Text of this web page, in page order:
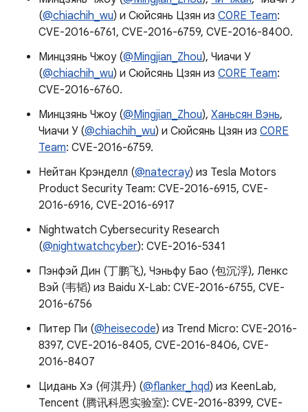
(@chiachih_wu) и Сюйсянь Цзян из C0RE Team:
CVE-2016-6761, CVE-2016-6759, CVE-2016-8400.
Минцзянь Чжоу (@Mingjian_Zhou), Чиачи У
(@chiachih_wu) и Сюйсянь Цзян из C0RE Team:
CVE-2016-6760.
Минцзянь Чжоу (@Mingjian_Zhou), Ханьсян Вэнь,
Чиачи У (@chiachih_wu) и Сюйсянь Цзян из C0RE
Team: CVE-2016-6759.
Нейтан Крэнделл (@natecray) из Tesla Motors
Product Security Team: CVE-2016-6915, CVE-
2016-6916, CVE-2016-6917
Nightwatch Cybersecurity Research
(@nightwatchcyber): CVE-2016-5341
Пэнфэй Дин (丁鹏飞), Чэньфу Бао (包沉浮), Ленкс
Вэй (韦韬) из Baidu X-Lab: CVE-2016-6755, CVE-
2016-6756
Питер Пи (@heisecode) из Trend Micro: CVE-2016-
8397, CVE-2016-8405, CVE-2016-8406, CVE-
2016-8407
Цидань Хэ (何淇丹) (@flanker_hqd) из KeenLab,
Tencent (腾讯科恩实验室): CVE-2016-8399, CVE-